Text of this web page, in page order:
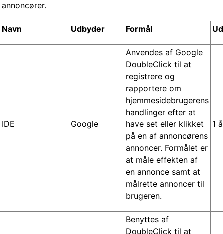
annoncører.
Navn Udbyder Formål
IDE Google
Anvendes af Google
DoubleClick til at
registrere og
rapportere om
hjemmesidebrugerens
handlinger efter at
have set eller klikket
på en af annoncørens
annoncer. Formålet er
at måle effekten af
en annonce samt at
målrette annoncer til
brugeren.
1
Benyttes af
DoubleClick til at